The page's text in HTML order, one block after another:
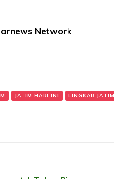
Network
JATIM HARI INI LINGKAR JATIM